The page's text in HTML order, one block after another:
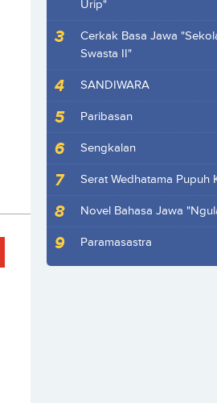
Urip"
Cerkak Basa Jawa
Swasta II"
SANDIWARA
Paribasan
Sengkalan
Serat Wedhatama Pupuh
Novel Bahasa Jawa
Paramasastra